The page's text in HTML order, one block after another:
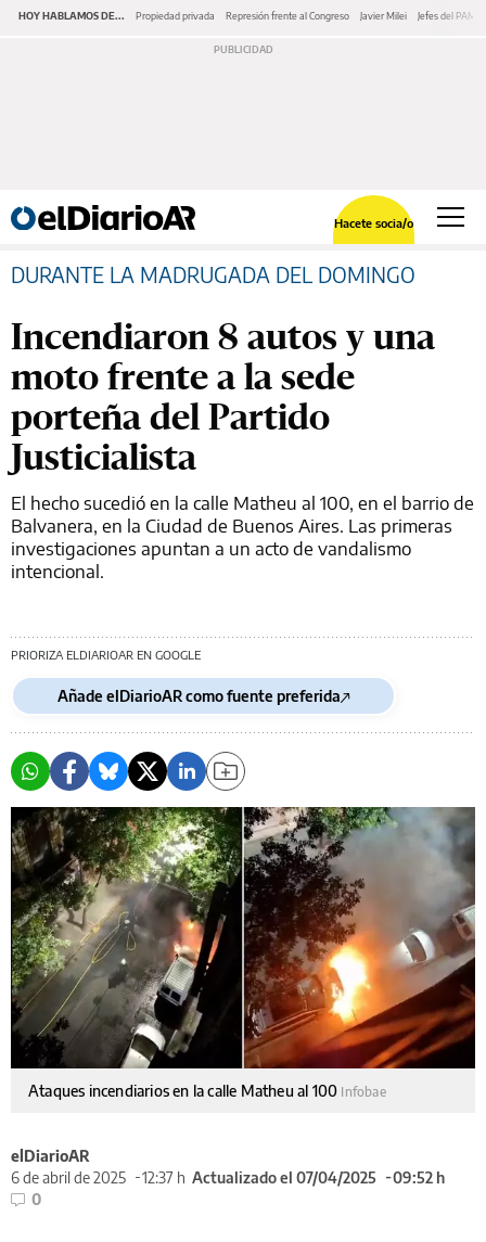
HOY HABLAMOS DE... Propiedad privada Represión frente al Congreso Javier Milei Jefes del PAMI
Hacete socia/o
DURANTE LA MADRUGADA DEL DOMINGO
Incendiaron 8 autos y una
moto frente a la sede
porteña del Partido
Justicialista
El hecho sucedió en la calle Matheu al 100, en el barrio de
Balvanera, en la Ciudad de Buenos Aires. Las primeras
investigaciones apuntan a un acto de vandalismo
intencional.
PRIORIZA ELDIARIOAR EN GOOGLE
Añade elDiarioAR como fuente preferida
Ataques incendiarios en la calle Matheu al 100 Infobae
elDiarioAR
6 de abril de 2025
12:37 h Actualizado el 07/04/2025
09:52 h
0